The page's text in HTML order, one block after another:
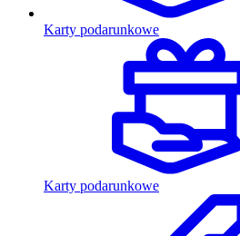
Karty podarunkowe
Karty podarunkowe